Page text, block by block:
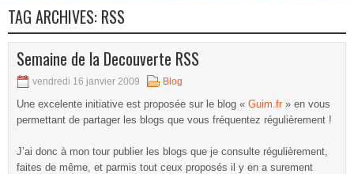
TAG ARCHIVES: RSS
Semaine de la Decouverte RSS
vendredi 16 janvier 2009 Blog
Une excelente initiative est proposée sur le blog « Guim.fr» en vous
permettant de partager les blogs que vous fréquentez régulièrement !
J’ai donc à mon tour publier les blogs que je consulte régulièrement,
faites de même, et parmis tout ceux proposés il y en a surement